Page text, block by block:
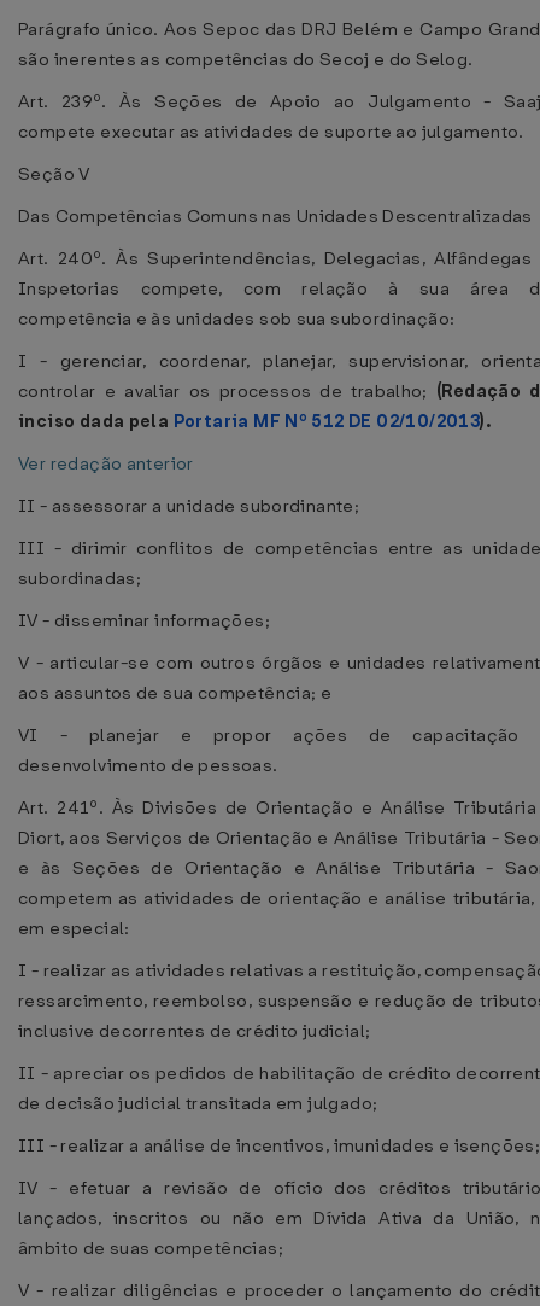
Parágrafo único. Aos Sepoc das DRJ Belém e Campo
são inerentes as competências do Secoj e do Selog.
Art. 239º. Às Seções de Apoio ao Julgamento -
compete executar as atividades de suporte ao julgamento.
Seção V
Das Competências Comuns nas Unidades Descentralizadas
Art. 240º. Às Superintendências, Delegacias, Alfândegas
Inspetorias compete, com relação à sua área
competência e às unidades sob sua subordinação:
I - gerenciar, coordenar, planejar, supervisionar,
controlar e avaliar os processos de trabalho; (Redação
inciso dada pela Portaria MF Nº 512 DE 02/10/2013).
Ver redação anterior
II - assessorar a unidade subordinante;
III - dirimir conflitos de competências entre as
subordinadas;
IV - disseminar informações;
V - articular-se com outros órgãos e unidades
aos assuntos de sua competência; e
VI - planejar e propor ações de capacitação
desenvolvimento de pessoas.
Art. 241º. Às Divisões de Orientação e Análise
Diort, aos Serviços de Orientação e Análise Tributária -
e às Seções de Orientação e Análise Tributária -
competem as atividades de orientação e análise tributária,
em especial:
I - realizar as atividades relativas a restituição,
ressarcimento, reembolso, suspensão e redução de
inclusive decorrentes de crédito judicial;
II - apreciar os pedidos de habilitação de crédito
de decisão judicial transitada em julgado;
III - realizar a análise de incentivos, imunidades e isenções;
IV - efetuar a revisão de ofício dos créditos
lançados, inscritos ou não em Dívida Ativa da União,
âmbito de suas competências;
V - realizar diligências e proceder o lançamento do